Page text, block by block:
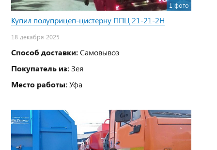
1 фото
Купил полуприцеп-цистерну ППЦ 21-21-2Н
18 декабря 2025
Способ доставки:Самовывоз
Покупатель из:Зея
Место работы:Уфа